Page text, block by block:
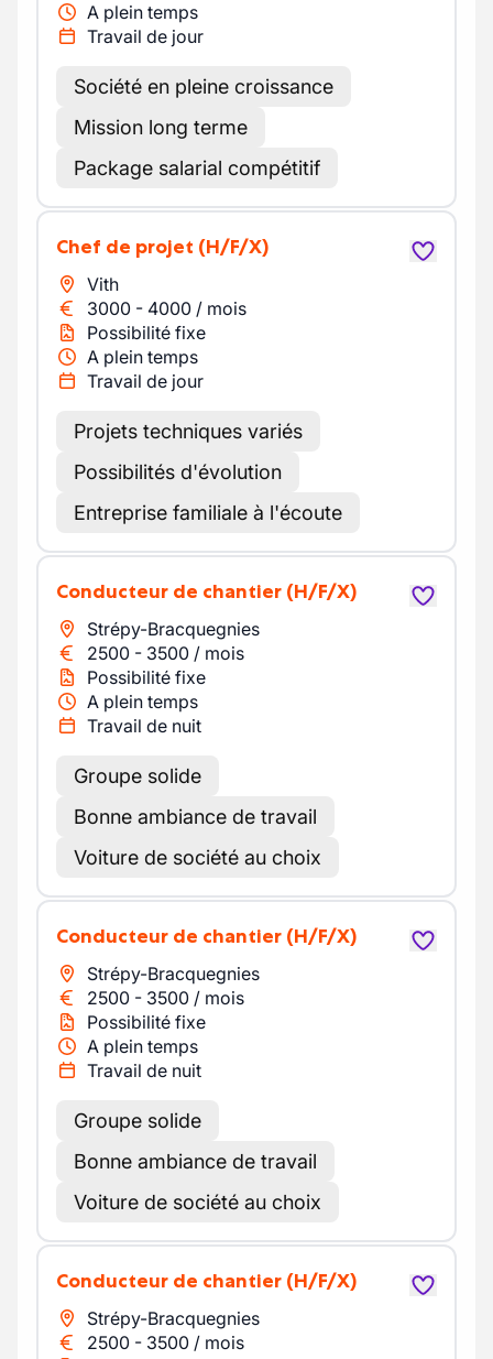
A plein temps
Travail de jour
Société en pleine croissance
Mission long terme
Package salarial compétitif
Chef de projet (H/F/X)
Vith
3000 - 4000 / mois
Possibilité fixe
A plein temps
Travail de jour
Projets techniques variés
Possibilités d'évolution
Entreprise familiale à l'écoute
Conducteur de chantier (H/F/X)
Strépy-Bracquegnies
2500 - 3500 / mois
Possibilité fixe
A plein temps
Travail de nuit
Groupe solide
Bonne ambiance de travail
Voiture de société au choix
Conducteur de chantier (H/F/X)
Strépy-Bracquegnies
2500 - 3500 / mois
Possibilité fixe
A plein temps
Travail de nuit
Groupe solide
Bonne ambiance de travail
Voiture de société au choix
Conducteur de chantier (H/F/X)
Strépy-Bracquegnies
2500 - 3500 / mois